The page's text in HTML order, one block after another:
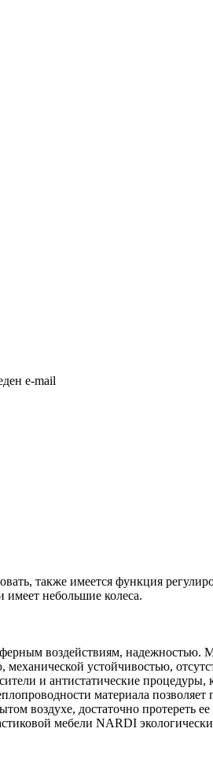
e-mail
также имеется функция
имеет небольшие колеса.
воздействиям, надежностью.
устойчивостью,
и антистатические
материала позволяет
воздухе, достаточно протереть
мебели NARDI